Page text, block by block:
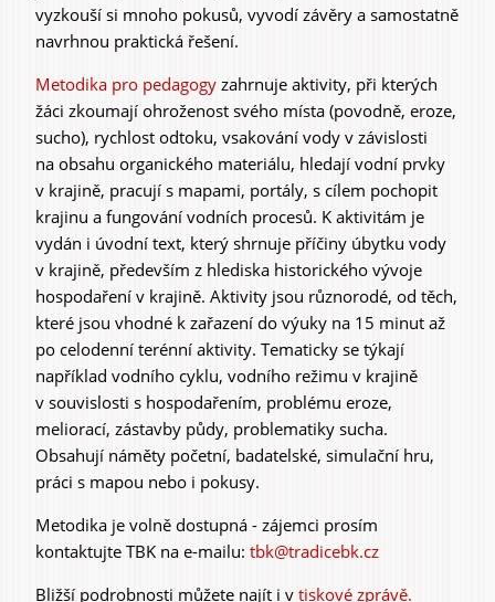
vyzkouší si mnoho pokusů, vyvodí závěry a samostatně
navrhnou praktická řešení.
Metodika pro pedagogy zahrnuje aktivity, při kterých
žáci zkoumají ohroženost svého místa (povodně, eroze,
sucho), rychlost odtoku, vsakování vody v závislosti
na obsahu organického materiálu, hledají vodní prvky
v krajině, pracují s mapami, portály, s cílem pochopit
krajinu a fungování vodních procesů. K aktivitám je
vydán i úvodní text, který shrnuje příčiny úbytku vody
v krajině, především z hlediska historického vývoje
hospodaření v krajině. Aktivity jsou různorodé, od těch,
které jsou vhodné k zařazení do výuky na 15 minut až
po celodenní terénní aktivity. Tematicky se týkají
například vodního cyklu, vodního režimu v krajině
v souvislosti s hospodařením, problému eroze,
meliorací, zástavby půdy, problematiky sucha.
Obsahují náměty početní, badatelské, simulační hru,
práci s mapou nebo i pokusy.
Metodika je volně dostupná - zájemci prosím
kontaktujte TBK na e-mailu: tbk@tradicebk.cz
Bližší podrobnosti můžete najít i v tiskové zprávě.